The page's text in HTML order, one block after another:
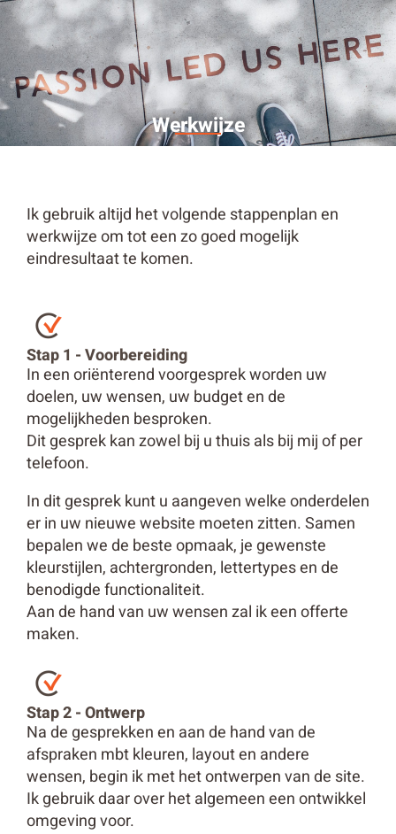
Werkwijze
Ik gebruik altijd het volgende stappenplan en
werkwijze om tot een zo goed mogelijk
eindresultaat te komen.
Stap 1 - Voorbereiding
In een oriënterend voorgesprek worden uw
doelen, uw wensen, uw budget en de
mogelijkheden besproken.
Dit gesprek kan zowel bij u thuis als bij mij of per
telefoon.
In dit gesprek kunt u aangeven welke onderdelen
er in uw nieuwe website moeten zitten. Samen
bepalen we de beste opmaak, je gewenste
kleurstijlen, achtergronden, lettertypes en de
benodigde functionaliteit.
Aan de hand van uw wensen zal ik een offerte
maken.
Stap 2 - Ontwerp
Na de gesprekken en aan de hand van de
afspraken mbt kleuren, layout en andere
wensen, begin ik met het ontwerpen van de site.
Ik gebruik daar over het algemeen een ontwikkel
omgeving voor.